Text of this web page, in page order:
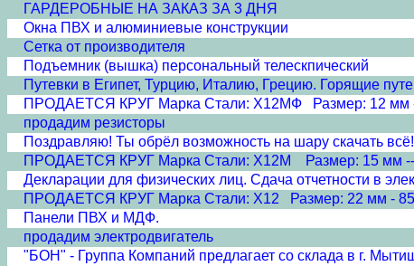
ГАРДЕРОБНЫЕ НА ЗАКАЗ ЗА 3 ДНЯ
Окна ПВХ и алюминиевые конструкции
Сетка от производителя
Подъемник (вышка) персональный телескпический
Путевки в Египет, Турцию, Италию, Грецию. Горящие
ПРОДАЕТСЯ КРУГ Марка Стали: Х12МФ Размер: 12 мм --
продадим резисторы
Поздравляю! Ты обрёл возможность на шару скачать
ПРОДАЕТСЯ КРУГ Марка Стали: Х12М Размер: 15 мм --
Декларации для физических лиц. Сдача отчетности в
ПРОДАЕТСЯ КРУГ Марка Стали: Х12 Размер: 22 мм - 85
Панели ПВХ и МДФ.
продадим электродвигатель
"БОН" - Группа Компаний предлагает со склада в г.